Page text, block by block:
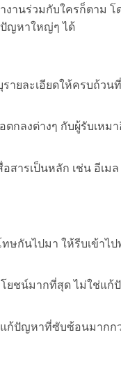
านร่วมกับใครก็ตาม โ
ปัญหาใหญ่ๆ ได้
ยละเอียดให้ครบถ้วน
กลงต่างๆ กับผู้รับเหม
สารเป็นหลัก เช่น อีเม
ษกันไปมา ให้รีบเข้าไ
ชน์มากที่สุด ไม่ใช่แก้
ก้ปัญหาที่ซับซ้อนมากก